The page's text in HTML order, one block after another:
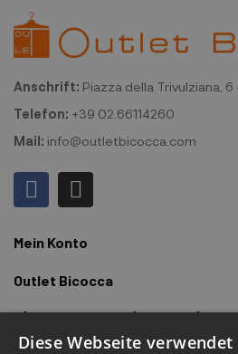
Anschrift: Piazza della Trivulziana, 6
Telefon: +39 02.66114260
Mail: info@outletbicocca.com
Mein Konto
Outlet Bicocca
Abonnieren Sie den Newsletter
Diese Webseite verwendet